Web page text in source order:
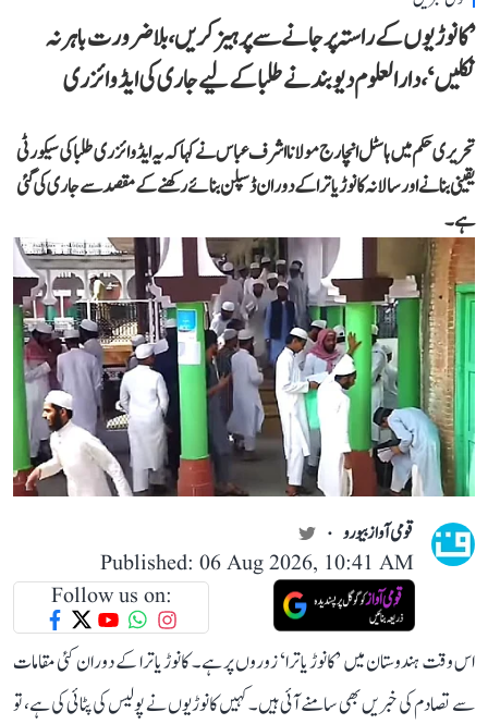
’کانوڑیوں کے راستہ پر جانے سے پرہیز کریں، بلاضرورت باہر نہ
نکلیں‘، دارالعلوم دیوبند نے طلبا کے لیے جاری کی ایڈوائزری
تحریری حکم میں ہاسٹل انچارج مولانا اشرف عباس نے کہا کہ یہ ایڈوائزری طلبا کی سیکورٹی
یقینی بنانے اور سالانہ کانوڑ یاترا کے دوران ڈسپلن بنائے رکھنے کے مقصد سے جاری کی گئی
ہے۔
قومی آواز بیورو
Published: 06 Aug 2026, 10:41 AM
Follow us on:
اس وقت ہندوستان میں ’کانوڑ یاترا‘ زوروں پر ہے۔ کانوڑ یاترا کے دوران کئی مقامات
سے تصادم کی خبریں بھی سامنے آئی ہیں۔ کہیں کانوڑیوں نے پولیس کی پٹائی کی ہے، تو